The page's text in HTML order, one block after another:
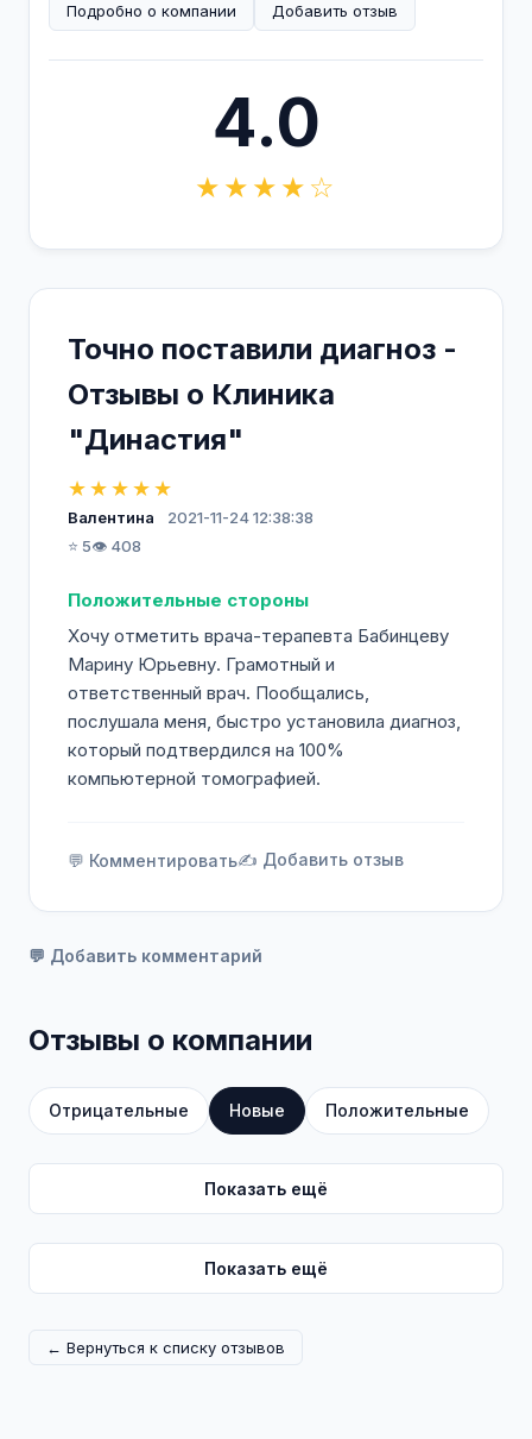
Подробно о компании Добавить отзыв
4.0
★★★★☆
Точно поставили диагноз -
Отзывы о Клиника
"Династия"
★★★★★
Валентина
2021-11-24 12:38:38
⭐ 5👁️ 408
Положительные стороны
Хочу отметить врача-терапевта Бабинцеву
Марину Юрьевну. Грамотный и
ответственный врач. Пообщались,
послушала меня, быстро установила диагноз,
который подтвердился на 100%
компьютерной томографией.
💬 Комментировать✍️ Добавить отзыв
💬 Добавить комментарий
Отзывы о компании
Отрицательные Новые Положительные
Показать ещё
Показать ещё
← Вернуться к списку отзывов